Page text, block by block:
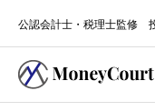
公認会計士・税理士監修